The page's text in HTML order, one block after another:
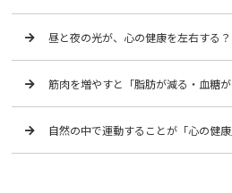
昼と夜の光が、心の健康を左右する？
筋肉を増やすと「脂肪が減る・血糖
自然の中で運動することが「心の健